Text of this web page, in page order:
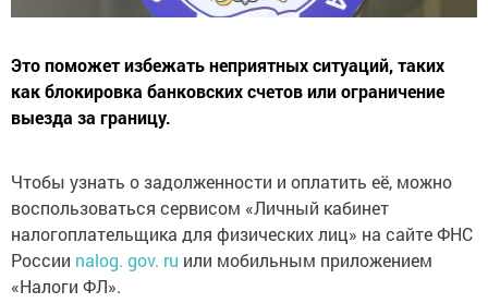
Это поможет избежать неприятных ситуаций, таких
как блокировка банковских счетов или ограничение
выезда за границу.
Чтобы узнать о задолженности и оплатить её, можно
воспользоваться сервисом «Личный кабинет
налогоплательщика для физических лиц» на сайте ФНС
России nalog. gov. ru или мобильным приложением
«Налоги ФЛ».